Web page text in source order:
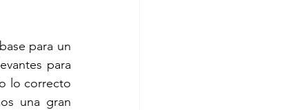
para un
para
lo correcto
una gran